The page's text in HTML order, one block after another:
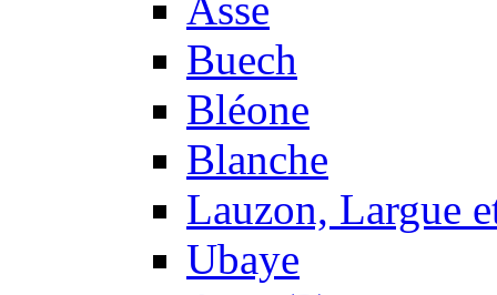
Asse
Buech
Bléone
Blanche
Lauzon, Largue
Ubaye